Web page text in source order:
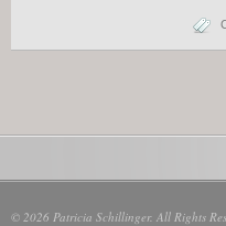
© 2026 Patricia Schillinger. All Rights